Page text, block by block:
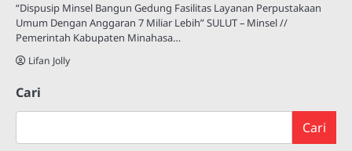
“Dispusip Minsel Bangun Gedung Fasilitas Layanan Perpustakaan
Umum Dengan Anggaran 7 Miliar Lebih” SULUT – Minsel //
Pemerintah Kabupaten Minahasa…
Lifan Jolly
Cari
Cari